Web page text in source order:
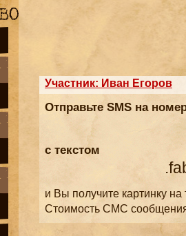
Участник: Иван Егоров
Отправьте SMS на
с текстом
и Вы получите картинку
Стоимость СМС